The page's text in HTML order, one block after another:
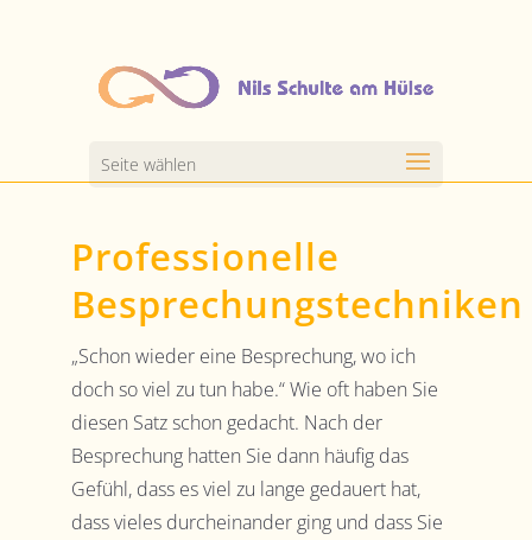
Seite wählen
Professionelle
Besprechungstechniken
„Schon wieder eine Besprechung, wo ich
doch so viel zu tun habe.“ Wie oft haben Sie
diesen Satz schon gedacht. Nach der
Besprechung hatten Sie dann häufig das
Gefühl, dass es viel zu lange gedauert hat,
dass vieles durcheinander ging und dass Sie